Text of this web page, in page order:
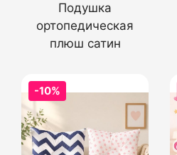
Подушка
ортопедическая
плюш сатин
-10%